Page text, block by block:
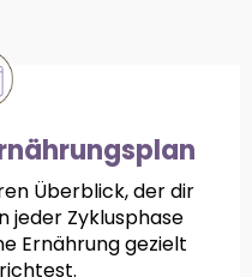
Überblick, der dir
jeder Zyklusphase
Ernährung gezielt